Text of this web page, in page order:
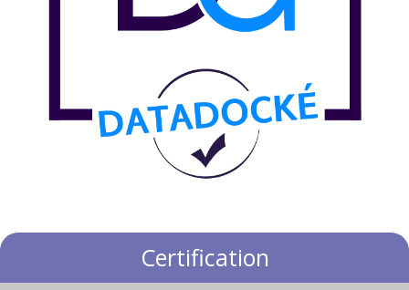
Certification